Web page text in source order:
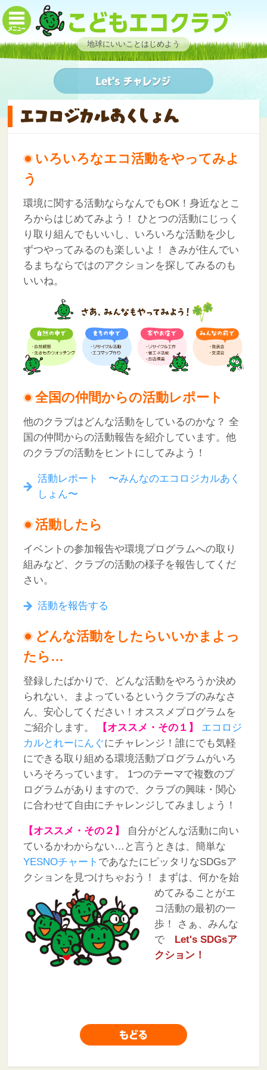
地球にいいことはじめよう
いろいろなエコ活動をやってみよ
う
環境に関する活動ならなんでもOK！身近なとこ
ろからはじめてみよう！
ひとつの活動にじっく
り取り組んでもいいし、いろいろな活動を少し
ずつやってみるのも楽しいよ！ きみが住んでい
るまちならではのアクションを探してみるのも
いいね。
全国の仲間からの活動レポート
他のクラブはどんな活動をしているのかな？ 全
国の仲間からの活動報告を紹介しています。他
のクラブの活動をヒントにしてみよう！
活動レポート 〜みんなのエコロジカルあく
しょん〜
活動したら
イベントの参加報告や環境プログラムへの取り
組みなど、クラブの活動の様子を報告してくだ
さい。
活動を報告する
どんな活動をしたらいいかまよっ
たら…
登録したばかりで、どんな活動をやろうか決め
られない、まよっているというクラブのみなさ
ん、安心してください！オススメプログラムを
ご紹介します。
【オススメ・その１】
エコロジ
カルとれーにんぐにチャレンジ！誰にでも気軽
にできる取り組める環境活動プログラムがいろ
いろそろっています。
1つのテーマで複数のプ
ログラムがありますので、クラブの興味・関心
に合わせて自由にチャレンジしてみましょう！
【オススメ・その２】
自分がどんな活動に向い
ているかわからない…と言うときは、簡単な
YESNOチャート であなたにピッタリなSDGsア
クションを見つけちゃおう！
まずは、何かを始
めてみることがエ
コ活動の最初の一
歩！
さぁ、みんな
で Let's SDGsア
クション！